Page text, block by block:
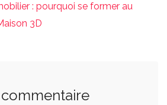
: pourquoi se former au
3D
commentaire